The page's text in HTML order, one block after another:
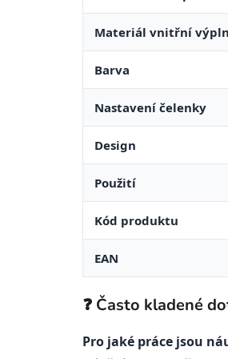
Materiál vnitřní
Barva
Nastavení čelenky
Design
Použití
Kód produktu
EAN
❓ Často kladené
Pro jaké práce jsou